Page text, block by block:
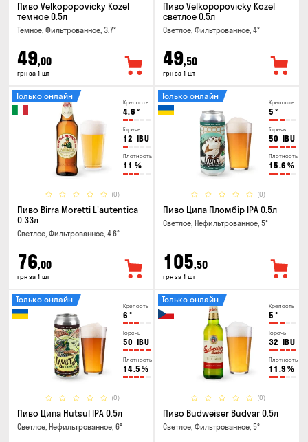
Пиво Velkopopovicky Kozel
темное 0.5л
Темное, Фильтрованное, 3.7°
49,00
грн за 1 шт
Пиво Velkopopovicky Kozel
светлое 0.5л
Светлое, Фильтрованное, 4°
49,50
грн за 1 шт
Крепость
4.6 °
Горечь
12 IBU
Плотность
11 %
(0)
Только онлайн
Пиво Birra Moretti L'autentica
0.33л
Светлое, Фильтрованное, 4.6°
76,00
грн за 1 шт
Крепость
5 °
Горечь
50 IBU
Плотность
15.6 %
(0)
Только онлайн
Пиво Ципа Пломбір IPA 0.5л
Светлое, Нефильтрованное, 5°
105,50
грн за 1 шт
Крепость
6 °
Горечь
50 IBU
Плотность
14.5 %
(0)
Только онлайн
Пиво Ципа Hutsul IPA 0.5л
Светлое, Нефильтрованное, 6°
Крепость
5 °
Горечь
32 IBU
Плотность
11.9 %
(0)
Только онлайн
Пиво Budweiser Budvar 0.5л
Светлое, Фильтрованное, 5°